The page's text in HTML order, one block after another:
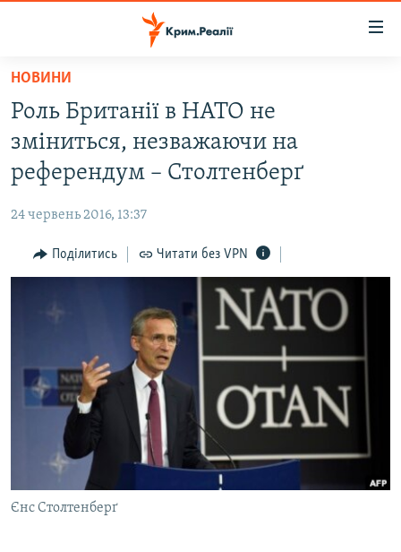
Перейти
основного
матеріалу
Перейти
до
основної
навігації
Перейти
до
ВОДА.КРИМ
ВІДЕО ТА ФОТО
БЛОГИ
ПОГЛЯД
ВСЕ ЗА ДЕНЬ
СПЕЦПРОЕКТИ
ДЕПОРТАЦІЯ
ВІДЕОУРОКИ «ELIFBE»
СВІДЧЕННЯ ОКУПАЦІЇ
УКРАЇНСЬКА ПРОБЛЕМА КРИМУ
ІНФОГРАФІКА
ЯК ОБІЙТИ БЛОКУВАННЯ
Русский
Qırımtatar
ДОЛУЧАЙСЯ!
НОВИНИ
Роль Британії в НАТО не
зміниться, незважаючи на
референдум – Столтенберґ
24 червень 2016, 13:37
Поділитись Читати без VPN
Єнс Столтенберґ